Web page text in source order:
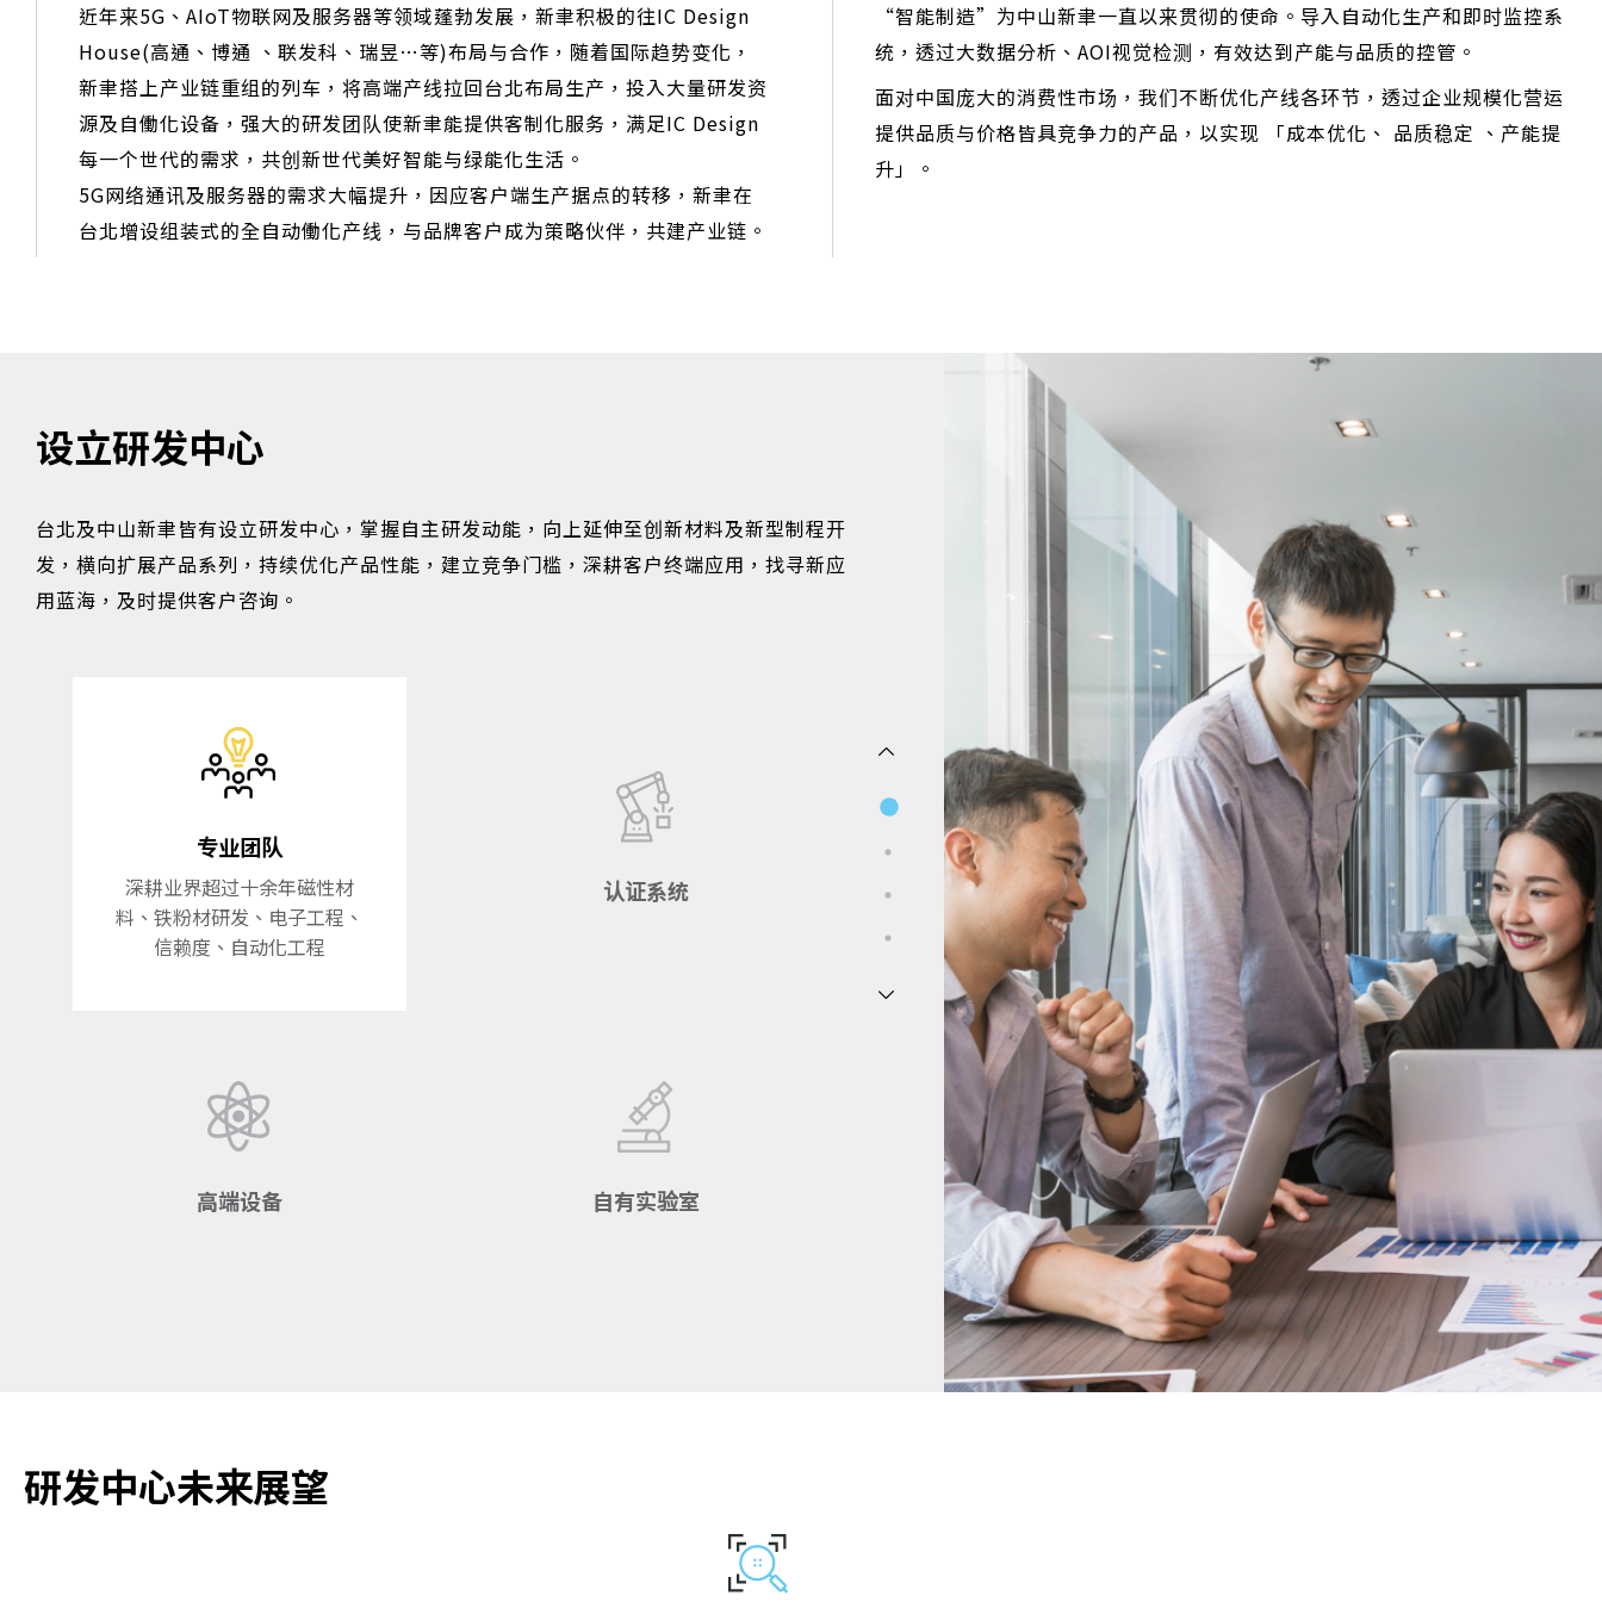
近年来5G、AIoT物联网及服务器等领域蓬勃发展，新聿积极的往IC Design
House(高通、博通 、联发科、瑞昱…等)布局与合作，随着国际趋势变化，
新聿搭上产业链重组的列车，将高端产线拉回台北布局生产，投入大量研发资
源及自働化设备，强大的研发团队使新聿能提供客制化服务，满足IC Design
每一个世代的需求，共创新世代美好智能与绿能化生活。
5G网络通讯及服务器的需求大幅提升，因应客户端生产据点的转移，新聿在
台北增设组装式的全自动働化产线，与品牌客户成为策略伙伴，共建产业链。
“智能制造”为中山新聿一直以来贯彻的使命。导入自动化生产和即时监控系
统，透过大数据分析、AOI视觉检测，有效达到产能与品质的控管。
面对中国庞大的消费性市场，我们不断优化产线各环节，透过企业规模化营运
提供品质与价格皆具竞争力的产品，以实现 「成本优化、 品质稳定 、产能提
升」。
设立研发中心
台北及中山新聿皆有设立研发中心，掌握自主研发动能，向上延伸至创新材料及新型制程开
发，横向扩展产品系列，持续优化产品性能，建立竞争门槛，深耕客户终端应用，找寻新应
用蓝海，及时提供客户咨询。
专业团队
深耕业界超过十余年磁性材
料、铁粉材研发、电子工程、
信赖度、自动化工程
认证系统
高端设备 自有实验室
研发中心未来展望